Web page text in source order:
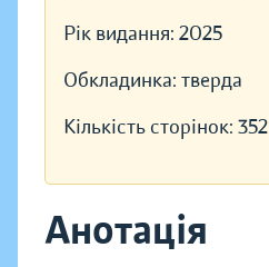
Рік видання: 2025
Обкладинка: тверда
Кількість сторінок: 352
Анотація